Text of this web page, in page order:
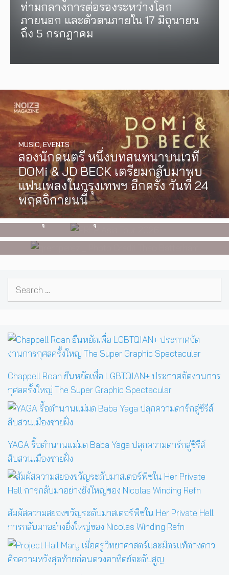
ท่ามกลางการต่อรองระหว่างโลก
ภายนอก และตัวตนภายใน 17 มิถุนายน
ถึง 5 กรกฎาคม
สองนักดนตรี หนึ่งบทสนทนาบนเวที
DOMi & JD BECK เตรียมกลับมาพบ
แฟนเพลงในกรุงเทพฯ อีกครั้ง วันที่ 24
พฤศจิกายนนี้
MUSIC,EVENTS
PREP คัมแบ็กเอเชีย! ประกาศเอเชีย
ทัวร์ปี 2026 ต้อนรับ EP ใหม่ ‘One
Day In The Sun’ พร้อมโชว์สุดพิเศษ
ในกรุงเทพ 17 ตุลาคม 2026 นี้
MUSIC ,EVENTS
[Exclusive Interview] grentperez
จากเด็กอายุ 12 ปีที่ร้องเพลงในห้อง
นอน สู่การแสดงคอนเสิร์ตต่อหน้าคน
นับหมื่น
INTERVIEW, MUSIC
Search
Chappell Roan ยืนหยัดเพื่อ LGBTQIAN+ ประกาศจัดงานการ
กุศลครั้งใหญ่ The Super Graphic Spectacular
YAGA รื้อตำนานแม่มด Baba Yaga ปลุกความดาร์กสู่ซีรีส์
สืบสวนเมืองชายฝั่ง
สัมผัสความสยองขวัญระดับมาสเตอร์พีซใน Her Private Hell
การกลับมาอย่างยิ่งใหญ่ของ Nicolas Winding Refn